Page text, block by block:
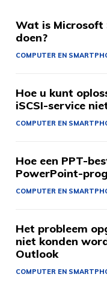
Wat is Microsoft
doen?
COMPUTER EN
Hoe u kunt
iSCSI-service
COMPUTER EN
Hoe een PPT-
PowerPoint-
COMPUTER EN
Het probleem
niet konden
Outlook
COMPUTER EN